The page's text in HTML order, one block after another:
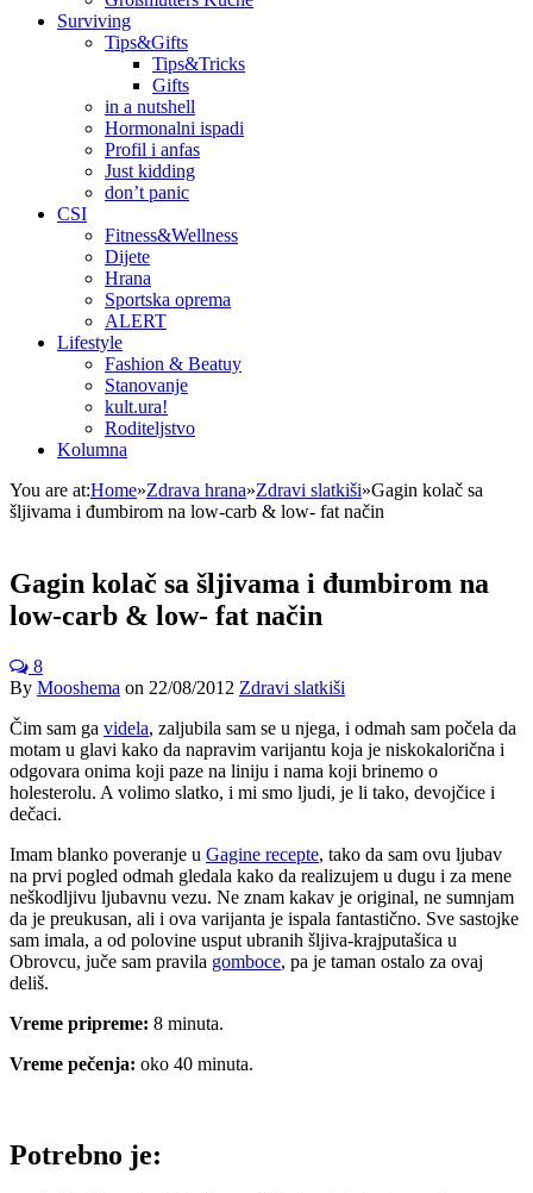
Surviving
Tips&Gifts
Tips&Tricks
Gifts
in a nutshell
Hormonalni ispadi
Profil i anfas
Just kidding
don’t panic
CSI
Fitness&Wellness
Dijete
Hrana
Sportska oprema
ALERT
Lifestyle
Fashion & Beatuy
Stanovanje
kult.ura!
Roditeljstvo
Kolumna
You are at:Home»Zdrava hrana»Zdravi slatkiši»Gagin kolač sa
šljivama i đumbirom na low-carb & low- fat način
Gagin kolač sa šljivama i đumbirom na
low-carb & low- fat način
8
By Mooshema on 22/08/2012 Zdravi slatkiši
Čim sam ga videla, zaljubila sam se u njega, i odmah sam počela da
motam u glavi kako da napravim varijantu koja je niskokalorična i
odgovara onima koji paze na liniju i nama koji brinemo o
holesterolu. A volimo slatko, i mi smo ljudi, je li tako, devojčice i
dečaci.
Imam blanko poveranje u Gagine recepte, tako da sam ovu ljubav
na prvi pogled odmah gledala kako da realizujem u dugu i za mene
neškodljivu ljubavnu vezu. Ne znam kakav je original, ne sumnjam
da je preukusan, ali i ova varijanta je ispala fantastično. Sve sastojke
sam imala, a od polovine usput ubranih šljiva-krajputašica u
Obrovcu, juče sam pravila gomboce, pa je taman ostalo za ovaj
deliš.
Vreme pripreme: 8 minuta.
Vreme pečenja: oko 40 minuta.
Potrebno je: